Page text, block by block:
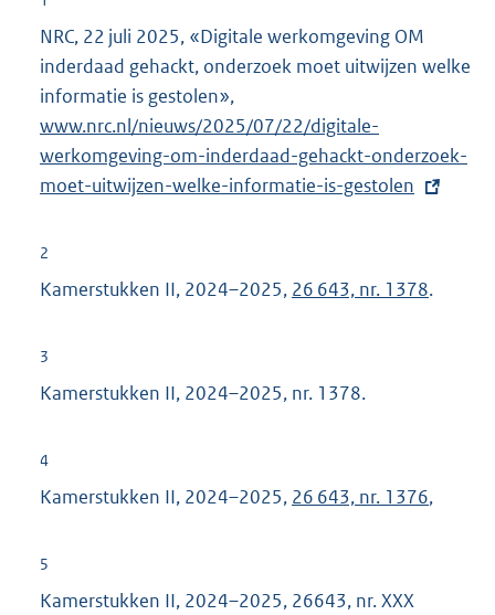
NRC, 22 juli 2025, «Digitale werkomgeving OM
inderdaad gehackt, onderzoek moet uitwijzen welke
informatie is gestolen»,
x
t
e
k
www.nrc.nl/nieuws/2025/07/22/digitale-
werkomgeving-om-inderdaad-gehackt-onderzoek-
moet-uitwijzen-welke-informatie-is-gestolen
2
Kamerstukken II, 2024–2025, 26 643, nr. 1378.
3
Kamerstukken II, 2024–2025, nr. 1378.
4
Kamerstukken II, 2024–2025, 26 643, nr. 1376,
5
Kamerstukken II, 2024–2025, 26643, nr. XXX